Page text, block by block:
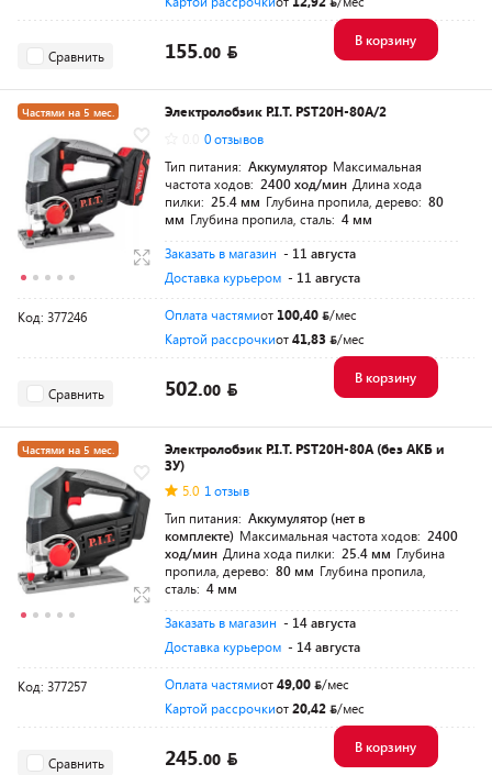
Сравнить 155.00
В корзину
Частями на 5 мес.
Разумная цена
Электролобзик P.I.T. PST20H-80A/2
0 отзывов
Тип питания: Аккумулятор Максимальная
частота ходов: 2400 ход/мин Длина хода
пилки: 25.4 мм Глубина пропила, дерево: 80
мм Глубина пропила, сталь: 4 мм
Заказать в магазин - 11 августа
Доставка курьером - 11 августа
Код: 377246 Оплата частямиот 100,40
/мес
Картой рассрочкиот41,83 /мес
Сравнить 502.00
В корзину
Частями на 5 мес.
Разумная цена
Электролобзик P.I.T. PST20H-80A (без АКБ и
ЗУ)
5.0 1 отзыв
Тип питания: Аккумулятор (нет в
комплекте) Максимальная частота ходов: 2400
ход/мин Длина хода пилки: 25.4 мм Глубина
пропила, дерево: 80 мм Глубина пропила,
сталь: 4 мм
Заказать в магазин - 14 августа
Доставка курьером - 14 августа
Код: 377257 Оплата частямиот49,00
/мес
Картой рассрочкиот20,42 /мес
Сравнить 245.00
В корзину